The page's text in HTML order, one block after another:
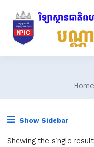
Home
Show Sidebar
Showing the single result